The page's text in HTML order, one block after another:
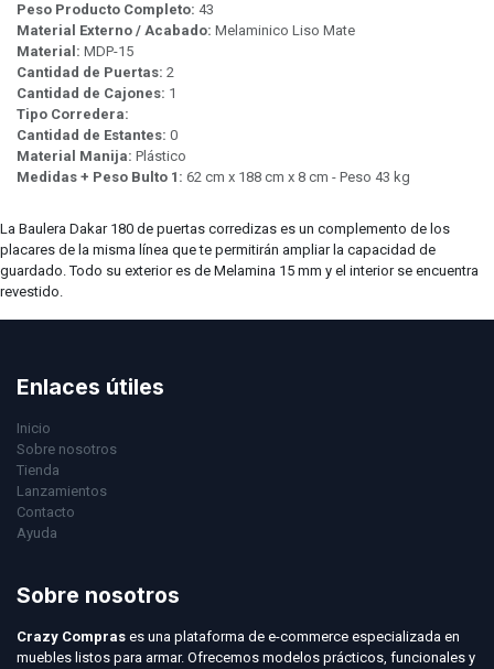
Peso Producto Completo: 43
Material Externo / Acabado: Melaminico Liso Mate
Material: MDP-15
Cantidad de Puertas: 2
Cantidad de Cajones: 1
Tipo Corredera:
Cantidad de Estantes: 0
Material Manija: Plástico
Medidas + Peso Bulto 1: 62 cm x 188 cm x 8 cm - Peso 43 kg
La Baulera Dakar 180 de puertas corredizas es un complemento de los
placares de la misma línea que te permitirán ampliar la capacidad de
guardado. Todo su exterior es de Melamina 15 mm y el interior se encuentra
revestido.
Enlaces útiles
Inicio
Sobre nosotros
Tienda
Lanzamientos
Contacto
Ayuda
Sobre nosotros
Crazy Compras es una plataforma de e-commerce especializada en
muebles listos para armar. Ofrecemos modelos prácticos, funcionales y